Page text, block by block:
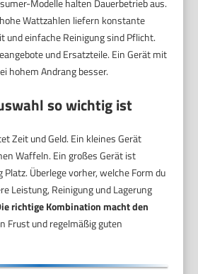
Wattzahlen liefern konstante
und einfache Reinigung sind Pflicht.
und Ersatzteile. Ein Gerät mit
hohem Andrang besser.
so wichtig ist
Zeit und Geld. Ein kleines Gerät
Waffeln. Ein großes Gerät ist
Überlege vorher, welche Form du
Leistung, Reinigung und Lagerung
richtige Kombination macht den
Frust und regelmäßig guten